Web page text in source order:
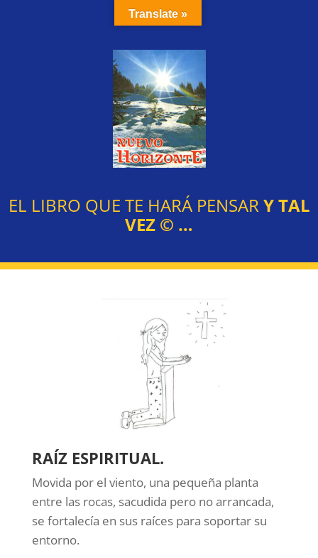
EL LIBRO QUE TE HARÁ PENSARY TAL
VEZ © …
RAÍZ ESPIRITUAL.
Movida por el viento, una pequeña planta
entre las rocas, sacudida pero no arrancada,
se fortalecía en sus raíces para soportar su
entorno.
Translate »